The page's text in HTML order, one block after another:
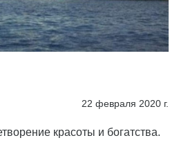
22 февраля 2020 г.
красоты и богатства.